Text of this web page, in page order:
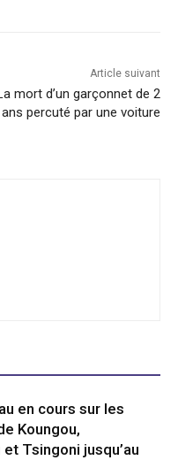
Article suivant
mort d’un garçonnet de 2
ans percuté par une voiture
en cours sur les
Koungou,
Tsingoni jusqu’au